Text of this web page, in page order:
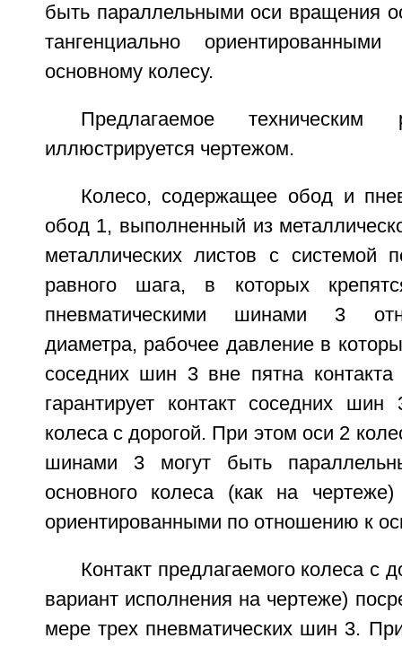
быть параллельными оси вращения
тангенциально
основному колесу.
Предлагаемое техническим
иллюстрируется чертежом.
Колесо, содержащее обод и
обод 1, выполненный из
металлических листов с системой
равного шага, в которых
пневматическими шинами 3
диаметра, рабочее давление в
соседних шин 3 вне пятна
гарантирует контакт соседних
колеса с дорогой. При этом оси 2
шинами 3 могут быть
основного колеса (как на
ориентированными по отношению к
Контакт предлагаемого колеса с
вариант исполнения на чертеже)
мере трех пневматических шин 3.